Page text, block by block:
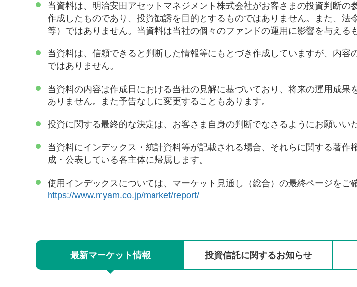
当資料は、明治安田アセットマネジメント株式会社がお客さまの投資判断の
作成したものであり、投資勧誘を目的とするものではありません。また、法
等）ではありません。当資料は当社の個々のファンドの運用に影響を与える
当資料は、信頼できると判断した情報等にもとづき作成していますが、内容
ではありません。
当資料の内容は作成日における当社の見解に基づいており、将来の運用成果
ありません。また予告なしに変更することもあります。
投資に関する最終的な決定は、お客さま自身の判断でなさるようにお願いい
当資料にインデックス・統計資料等が記載される場合、それらに関する著作
成・公表している各主体に帰属します。
使用インデックスについては、マーケット見通し（総合）の最終ページをご
https://www.myam.co.jp/market/report/
最新マーケット情報 投資信託に関するお知らせ